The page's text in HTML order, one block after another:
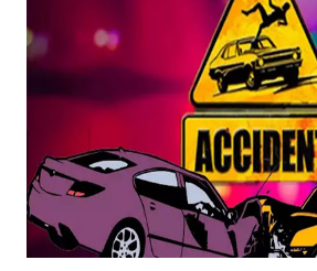
ഉപയോഗിച്ച് മുറിവേൽപ്പിക്കുകയും
കത്തിക്കുകയായിരുന്നു. നന്ദിനിയെ
പൊള്ളലേറ്റ നിലയിലാണ്
എത്തിച്ചെങ്കിലും രക്ഷിക്കാനായില്ല.
സഹപാഠികളായിരുന്നു